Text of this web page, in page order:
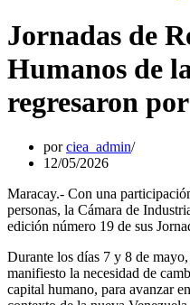
Jornadas de
Humanos de
regresaron
porciea_admin
12/05/2026
Maracay.- Con una
personas, la Cámara de
edición número 19 de sus
Durante los días 7 y 8 de
manifiesto la necesidad de
capital humano, para avanzar